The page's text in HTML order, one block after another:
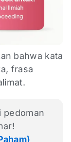
bahwa kata
frasa
pedoman